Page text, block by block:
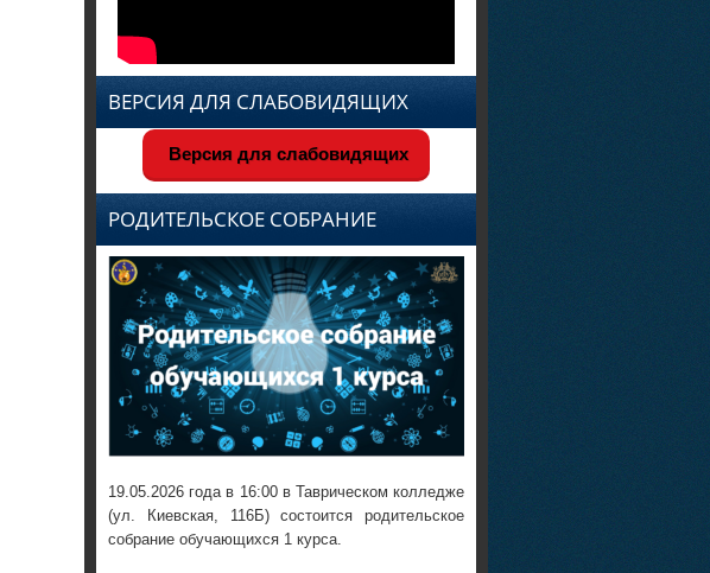
ВЕРСИЯ ДЛЯ СЛАБОВИДЯЩИХ
Версия для слабовидящих
РОДИТЕЛЬСКОЕ СОБРАНИЕ
19.05.2026 года в 16:00 в Таврическом колледже
(ул. Киевская, 116Б) состоится родительское
собрание обучающихся 1 курса.